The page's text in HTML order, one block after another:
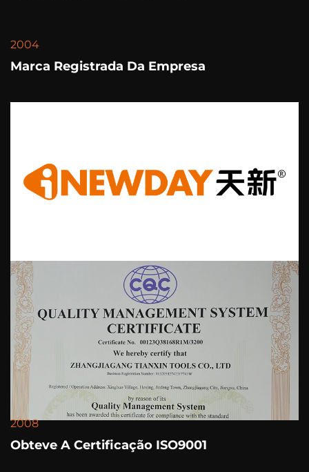
2004
Marca Registrada Da Empresa
2008
Obteve A Certificação ISO9001